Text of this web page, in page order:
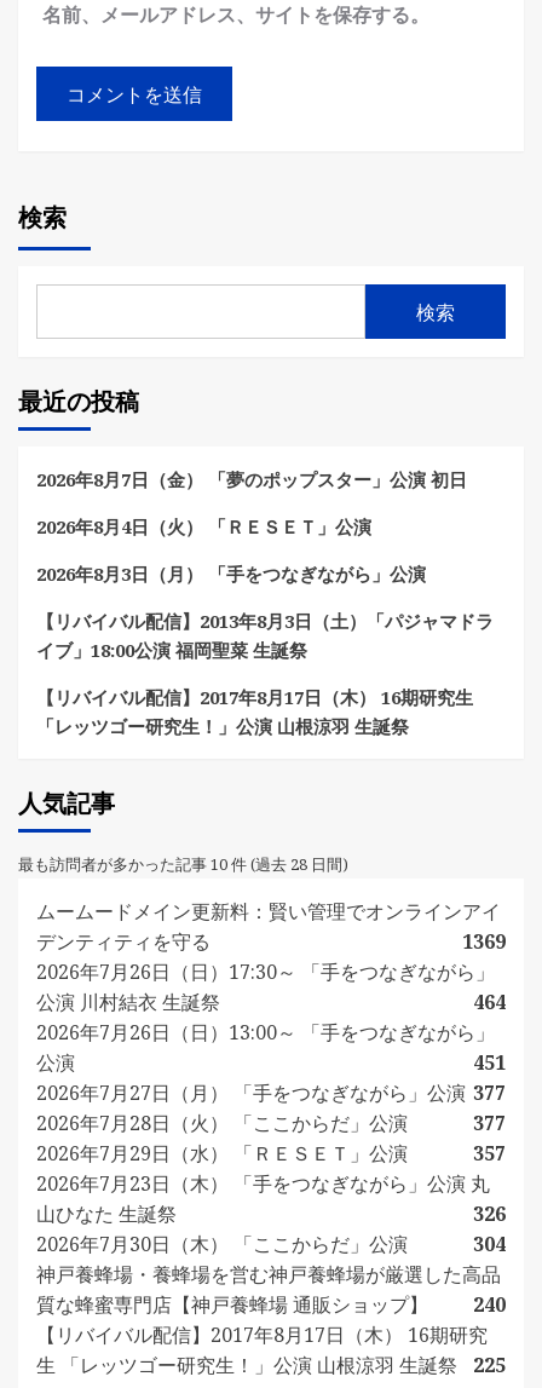
名前、メールアドレス、サイトを保存する。
検索
検索
最近の投稿
2026年8月7日（金） 「夢のポップスター」公演 初日
2026年8月4日（火） 「ＲＥＳＥＴ」公演
2026年8月3日（月） 「手をつなぎながら」公演
【リバイバル配信】2013年8月3日（土）「パジャマドラ
イブ」18:00公演 福岡聖菜 生誕祭
【リバイバル配信】2017年8月17日（木） 16期研究生
「レッツゴー研究生！」公演 山根涼羽 生誕祭
人気記事
最も訪問者が多かった記事 10 件 (過去 28 日間)
ムームードメイン更新料：賢い管理でオンラインアイ
デンティティを守る
1369
2026年7月26日（日）17:30～ 「手をつなぎながら」
公演 川村結衣 生誕祭
464
2026年7月26日（日）13:00～ 「手をつなぎながら」
公演
451
2026年7月27日（月） 「手をつなぎながら」公演 377
2026年7月28日（火） 「ここからだ」公演
377
2026年7月29日（水） 「ＲＥＳＥＴ」公演
357
2026年7月23日（木） 「手をつなぎながら」公演 丸
山ひなた 生誕祭
326
2026年7月30日（木） 「ここからだ」公演
304
神戸養蜂場・養蜂場を営む神戸養蜂場が厳選した高品
質な蜂蜜専門店【神戸養蜂場 通販ショップ】
240
【リバイバル配信】2017年8月17日（木） 16期研究
生 「レッツゴー研究生！」公演 山根涼羽 生誕祭
225